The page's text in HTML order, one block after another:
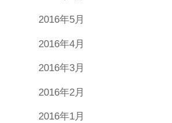
2016年5月
2016年4月
2016年3月
2016年2月
2016年1月